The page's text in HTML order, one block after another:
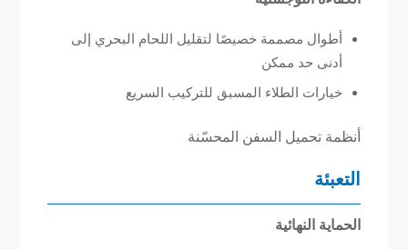
أطوال مصممة خصيصًا لتقليل اللحام البحري إلى
أدنى حد ممكن
خيارات الطلاء المسبق للتركيب السريع
أنظمة تحميل السفن المحسّنة
التعبئة
الحماية النهائية